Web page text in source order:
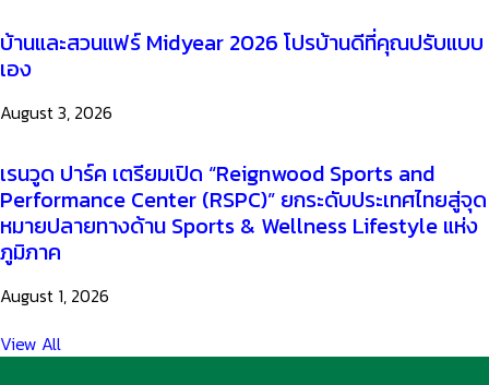
บ้านและสวนแฟร์ Midyear 2026 โปรบ้านดีที่คุณปรับแบบ
เอง
August 3, 2026
เรนวูด ปาร์ค เตรียมเปิด “Reignwood Sports and
Performance Center (RSPC)” ยกระดับประเทศไทยสู่จุด
หมายปลายทางด้าน Sports & Wellness Lifestyle แห่ง
ภูมิภาค
August 1, 2026
View All